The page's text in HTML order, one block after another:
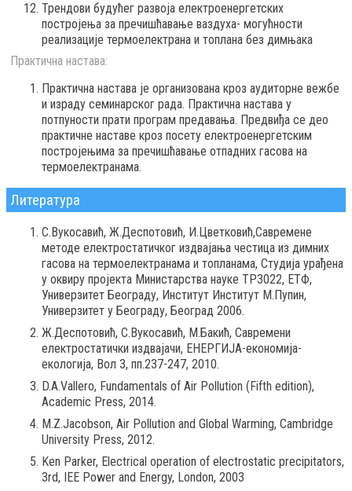
Трендови будућег развоја електроенергетских
постројења за пречишћавање ваздуха- могућности
реализације термоелектрана и топлана без димњака
Практична настава:
Практична настава је организована кроз аудиторне вежбе
и израду семинарског рада. Практична настава у
потпуности прати програм предавања. Предвиђа се део
практичне наставе кроз посету електроенергетским
постројењима за пречишћавање отпадних гасова на
термоелектранама.
Литература
С.Вукосавић, Ж.Деспотовић, И.Цветковић,Савремене
методе електростатичког издвајања честица из димних
гасова на термоелектранама и топланама, Студија урађена
у оквиру пројекта Министарства науке TР3022, ЕТФ,
Универзитет Београду, Институт Институт М.Пупин,
Универзитет у Београду, Београд 2006.
Ж.Деспотовић, С.Вукосавић, М.Бакић, Савремени
електростатички издвајачи, ЕНЕРГИЈА-економија-
екологија, Вол 3, пп.237-247, 2010.
D.A.Vallero, Fundamentals of Air Pollution (Fifth edition),
Academic Press, 2014.
M.Z.Jacobson, Air Pollution and Global Warming, Cambridge
University Press, 2012.
Ken Parker, Electrical operation of electrostatic precipitators,
3rd, IEE Power and Energy, London, 2003